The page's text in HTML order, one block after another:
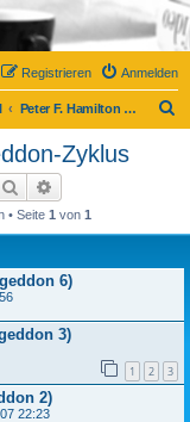
Anmelden
Registrieren
Peter F. Hamilton – Der Armageddon-Zyklus
Zyklus
Suche
• Seite 1 von 1
6)
3)
1 2 3
2)
22:23